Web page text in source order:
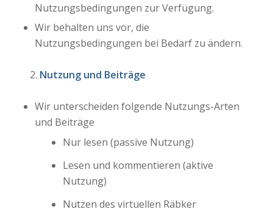
Nutzungsbedingungen zur Verfügung.
Wir behalten uns vor, die
Nutzungsbedingungen bei Bedarf zu ändern.
Nutzung und Beiträge
Wir unterscheiden folgende Nutzungs-Arten
und Beiträge
Nur lesen (passive Nutzung)
Lesen und kommentieren (aktive
Nutzung)
Nutzen des virtuellen Räbker